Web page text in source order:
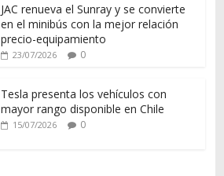
JAC renueva el Sunray y se convierte
en el minibús con la mejor relación
precio-equipamiento
23/07/2026 0
Tesla presenta los vehículos con
mayor rango disponible en Chile
15/07/2026 0